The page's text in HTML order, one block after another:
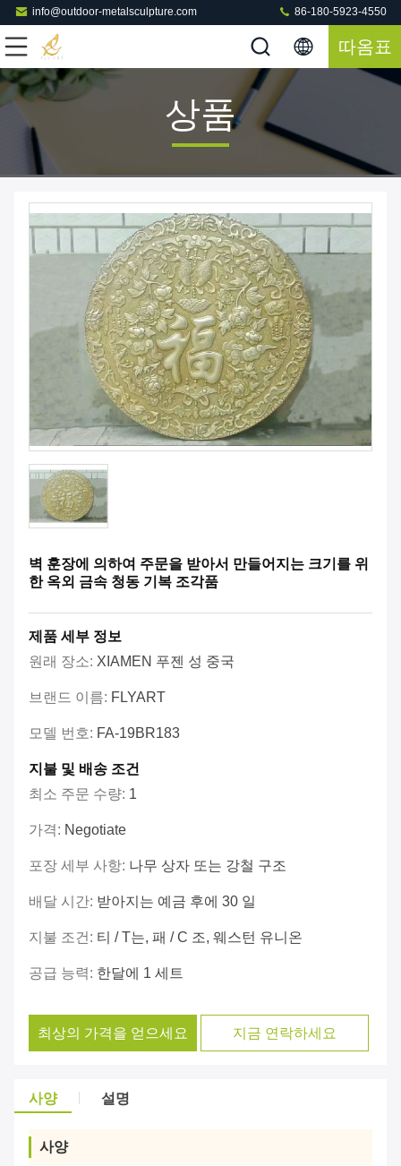
info@outdoor-metalsculpture.com 86-180-5923-4550
따옴표
상품
벽 훈장에 의하여 주문을 받아서 만들어지는 크기를 위
한 옥외 금속 청동 기복 조각품
제품 세부 정보
원래 장소: XIAMEN 푸젠 성 중국
브랜드 이름: FLYART
모델 번호: FA-19BR183
지불 및 배송 조건
최소 주문 수량: 1
가격: Negotiate
포장 세부 사항: 나무 상자 또는 강철 구조
배달 시간: 받아지는 예금 후에 30 일
지불 조건: 티 / T는, 패 / C 조, 웨스턴 유니온
공급 능력: 한달에 1 세트
최상의 가격을 얻으세요 지금 연락하세요
사양 설명
사양